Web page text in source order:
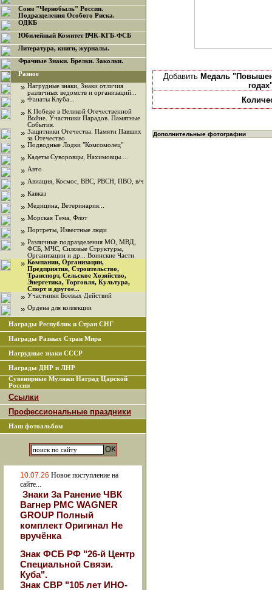
Союз "Чернобыль" России.
Подразделения Особого Риска.
ОДКБ
Юбилейный Комитет ВЧК-КГБ-ФСБ
Литература, книги, журналы.
Фрачные Знаки. Брелки. Заколки.
Разное
» Нагрудные знаки, Знаки отличия
различных ведомств и организаций...
» Фанаты Клуба...
» К Победе в Великой Отечественной
Войне. Участники Парадов. Памятные
События.
» Защитники Отечества. Памяти Павших
за Отечество
» Подводные Лодки "Комсомолец"
» Кадеты Суворовцы, Нахимовцы....
» Авто
» Авиация, Космос, ВВС, РВСН, ПВО, в/ч
» Кавказ
» Медицина, Ветеринария...
» Морская Тема, Флот
» Портреты, Известные люди
» Различные подразделения МО, МВД,
ФСБ, МЧС, Силовые Структуры,
Организации и др... Воинские Части
» Компании, Организации,
Предприятия, Строительство,
Транспорт, Сельское Хозяйство,
Энергетика, Торговля, Культура,
Спорт и другое...
» Участники Боевых Действий
» Ордена для коллекции
Награды Республик и Стран СНГ
Награды Разных Стран Мира
Нагрудные знаки СССР
Награды ДНР и ЛНР
Сувенирные Муляжи Наград Царской
России
Ссылки
Профессиональные праздники
Наш фотоальбом
10.07.26 Новое поступление на
сайте...
Знаки За Ранение ЧВК
Вагнер РМС WAGNER
GROUP Полный
комплект Оригинал Не
вручёнка
Знак ФСБ РФ "26-й Центр
Специальной Связи.
Куба".
Знак СВР "105 лет ИНО-
Добавить Медаль
Дополнительные фотографии